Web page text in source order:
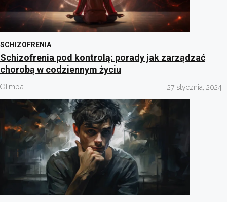
SCHIZOFRENIA
Schizofrenia pod kontrolą: porady jak zarządzać
chorobą w codziennym życiu
Olimpia 27 stycznia, 2024